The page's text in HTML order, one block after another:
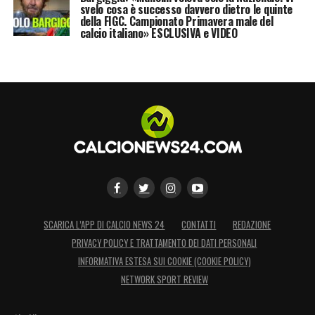
svelo cosa è successo davvero dietro le quinte
della FIGC. Campionato Primavera male del
calcio italiano» ESCLUSIVA e VIDEO
SCARICA L’APP DI CALCIO NEWS 24 CONTATTI
REDAZIONE
PRIVACY POLICY E TRATTAMENTO DEI DATI PERSONALI
INFORMATIVA ESTESA SUI COOKIE (COOKIE POLICY)
NETWORK SPORT REVIEW